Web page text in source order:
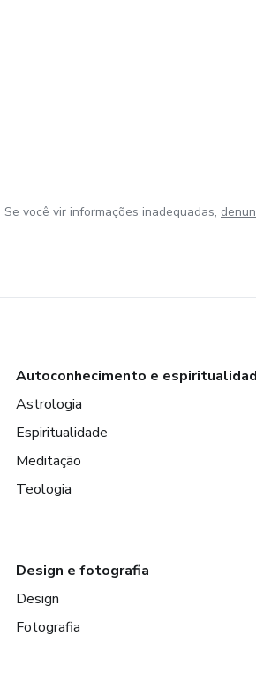
você vir informações inadequadas,
Autoconhecimento e
Astrologia
Espiritualidade
Meditação
Teologia
Design e fotografia
Design
Fotografia